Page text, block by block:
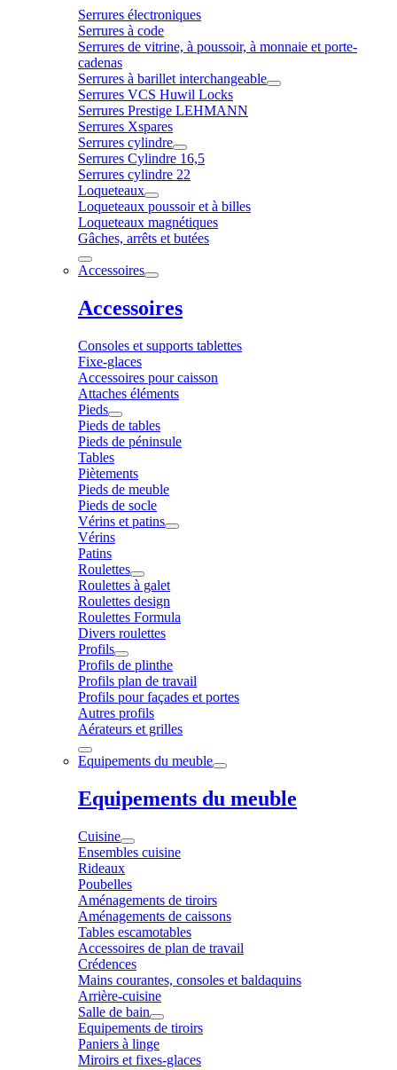
Serrures électroniques
Serrures à code
Serrures de vitrine, à poussoir, à monnaie et porte-
cadenas
Serrures à barillet interchangeable
Serrures VCS Huwil Locks
Serrures Prestige LEHMANN
Serrures Xspares
Serrures cylindre
Serrures Cylindre 16,5
Serrures cylindre 22
Loqueteaux
Loqueteaux poussoir et à billes
Loqueteaux magnétiques
Gâches, arrêts et butées
Accessoires
Accessoires
Consoles et supports tablettes
Fixe-glaces
Accessoires pour caisson
Attaches éléments
Pieds
Pieds de tables
Pieds de péninsule
Tables
Piètements
Pieds de meuble
Pieds de socle
Vérins et patins
Vérins
Patins
Roulettes
Roulettes à galet
Roulettes design
Roulettes Formula
Divers roulettes
Profils
Profils de plinthe
Profils plan de travail
Profils pour façades et portes
Autres profils
Aérateurs et grilles
Equipements du meuble
Equipements du meuble
Cuisine
Ensembles cuisine
Rideaux
Poubelles
Aménagements de tiroirs
Aménagements de caissons
Tables escamotables
Accessoires de plan de travail
Crédences
Mains courantes, consoles et baldaquins
Arrière-cuisine
Salle de bain
Equipements de tiroirs
Paniers à linge
Miroirs et fixes-glaces